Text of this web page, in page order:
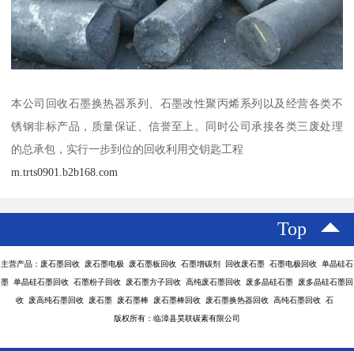
本公司回收石墨换热器系列、石墨改性聚丙烯系列以及经营各类不
锈钢非标产品，质量保证、信誉至上。同时公司承接各类三废处理
的总承包，实行一步到位的回收利用交钥匙工程
m.trts0901.b2b168.com
Top
主营产品：废石墨回收 废石墨电极 废石墨板回收 石墨增碳剂 回收废石墨 石墨电极回收 单晶硅石
墨 单晶硅石墨回收 石墨粉子回收 废石墨方子回收 高纯废石墨回收 废多晶硅石墨 废多晶硅石墨回
收 废高纯石墨回收 废石墨 废石墨棒 废石墨棒回收 废石墨换热器回收 高纯石墨回收 石
版权所有：临漳县昊联碳素有限公司